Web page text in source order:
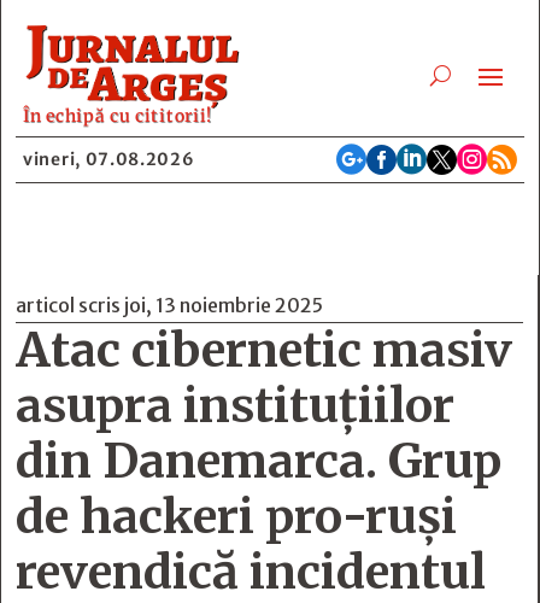
În echipă cu cititorii!
vineri, 07.08.2026 
articol scris joi, 13 noiembrie 2025
Atac cibernetic masiv
asupra instituțiilor
din Danemarca. Grup
de hackeri pro-ruși
revendică incidentul